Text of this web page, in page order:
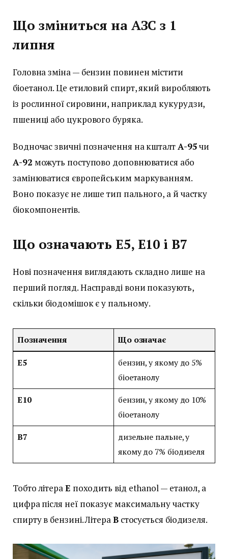
Що зміниться на АЗС з 1
липня
Головна зміна — бензин повинен містити
біоетанол. Це етиловий спирт, який виробляють
із рослинної сировини, наприклад кукурудзи,
пшениці або цукрового буряка.
Водночас звичні позначення на кшталтА-95чи
А-92 можуть поступово доповнюватися або
замінюватися європейським маркуванням.
Воно показує не лише тип пального, а й частку
біокомпонентів.
Що означають E5, E10 і B7
Нові позначення виглядають складно лише на
перший погляд. Насправді вони показують,
скільки біодомішок є у пальному.
Позначення Що означає
E5
бензин, у якому до 5%
біоетанолу
E10
бензин, у якому до 10%
біоетанолу
B7
дизельне пальне, у
якому до 7% біодизеля
Тобто літераE походить від ethanol — етанол, а
цифра після неї показує максимальну частку
спирту в бензині. ЛітераBстосується біодизеля.